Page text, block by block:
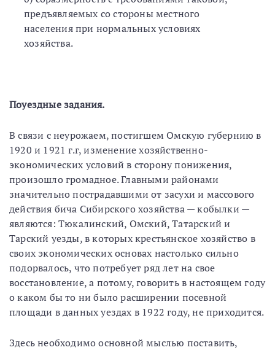
предъявляемых со стороны местного
населения при нормальных условиях
хозяйства.
Поуездные задания.
В связи с неурожаем, постигшем Омскую губернию в
1920 и 1921 г.г, изменение хозяйственно-
экономических условий в сторону понижения,
произошло громадное. Главными районами
значительно пострадавшими от засухи и массового
действия бича Сибирского хозяйства — кобылки —
являются: Тюкалинский, Омский, Татарский и
Тарский уезды, в которых крестьянское хозяйство в
своих экономических основах настолько сильно
подорвалось, что потребует ряд лет на свое
восстановление, а потому, говорить в настоящем году
о каком бы то ни было расширении посевной
площади в данных уездах в 1922 году, не приходится.
Здесь необходимо основной мыслью поставить,